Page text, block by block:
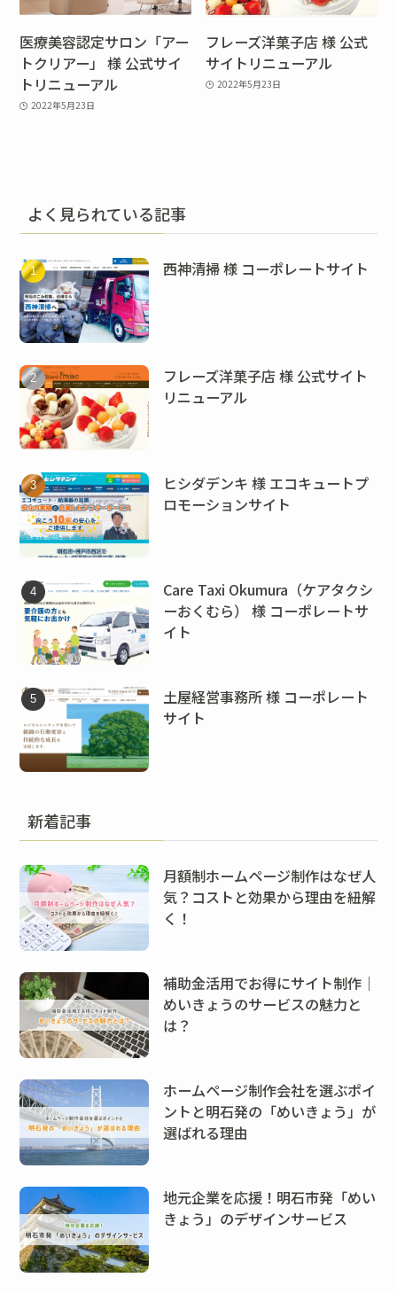
医療美容認定サロン「アー
トクリアー」 様 公式サイ
トリニューアル
2022年5月23日
フレーズ洋菓子店 様 公式
サイトリニューアル
2022年5月23日
よく見られている記事
西神清掃 様 コーポレートサイト
フレーズ洋菓子店 様 公式サイト
リニューアル
ヒシダデンキ 様 エコキュートプ
ロモーションサイト
Care Taxi Okumura（ケアタクシ
ーおくむら） 様 コーポレートサ
イト
土屋経営事務所 様 コーポレート
サイト
新着記事
月額制ホームページ制作はなぜ人
気？コストと効果から理由を紐解
く！
補助金活用でお得にサイト制作｜
めいきょうのサービスの魅力と
は？
ホームページ制作会社を選ぶポイ
ントと明石発の「めいきょう」が
選ばれる理由
地元企業を応援！明石市発「めい
きょう」のデザインサービス